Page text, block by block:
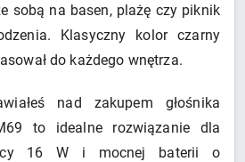
sobą na basen, plażę czy piknik
Klasyczny kolor czarny
do każdego wnętrza.
nad zakupem głośnika
to idealne rozwiązanie dla
16 W i mocnej baterii o